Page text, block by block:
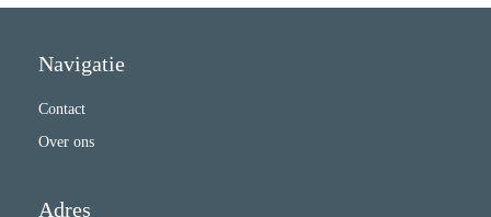
Navigatie
Contact
Over ons
Adres